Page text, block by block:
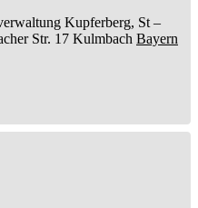
Kupferberg, St –
Str. 17 Kulmbach Bayern